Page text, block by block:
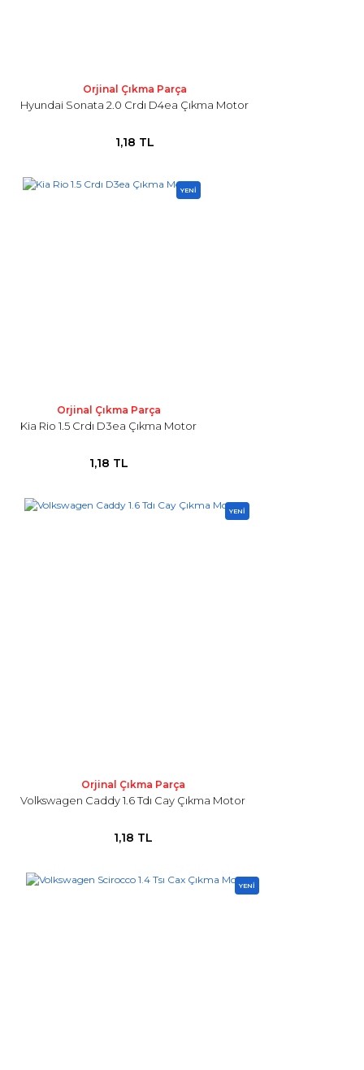
Orjinal Çıkma Parça
Hyundai Sonata 2.0 Crdı D4ea Çıkma Motor
1,18 TL
YENİ
Orjinal Çıkma Parça
Kia Rio 1.5 Crdı D3ea Çıkma Motor
1,18 TL
YENİ
Orjinal Çıkma Parça
Volkswagen Caddy 1.6 Tdı Cay Çıkma Motor
1,18 TL
YENİ